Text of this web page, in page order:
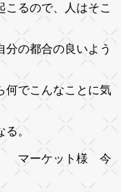
るので、人はそこ
の都合の良いよう
何でこんなことに気
る。
。 マーケット様 今